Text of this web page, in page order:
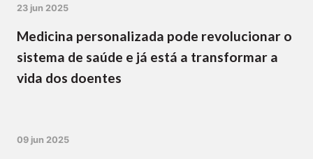
23 jun 2025
Medicina personalizada pode revolucionar o
sistema de saúde e já está a transformar a
vida dos doentes
09 jun 2025